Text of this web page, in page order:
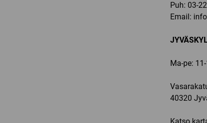
Puh: 03-
Email:
Ma-pe:
40320